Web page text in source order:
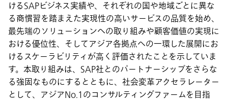
けるSAPビジネス実績や、それぞれの国や地域ごとに異な
る商慣習を踏まえた実現性の高いサービスの品質を始め、
最先端のソリューションへの取り組みや顧客価値の実現に
おける優位性、そしてアジア各拠点への一環した展開にお
けるスケーラビリティが高く評価されたことを示していま
す。本取り組みは、SAP社とのパートナーシップをさらな
る強固なものにするとともに、社会変革アクセラレーター
として、アジアNo.1のコンサルティングファームを目指